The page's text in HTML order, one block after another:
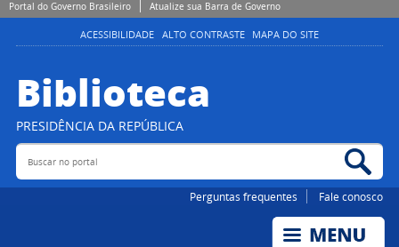
Portal do Governo Brasileiro Atualize sua Barra de Governo
ACESSIBILIDADE ALTO CONTRASTE MAPA DO SITE
Biblioteca
PRESIDÊNCIA DA REPÚBLICA
Buscar no portal
Perguntas frequentes Fale conosco